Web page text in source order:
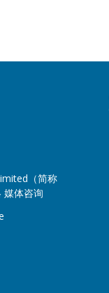
（简称
体咨询